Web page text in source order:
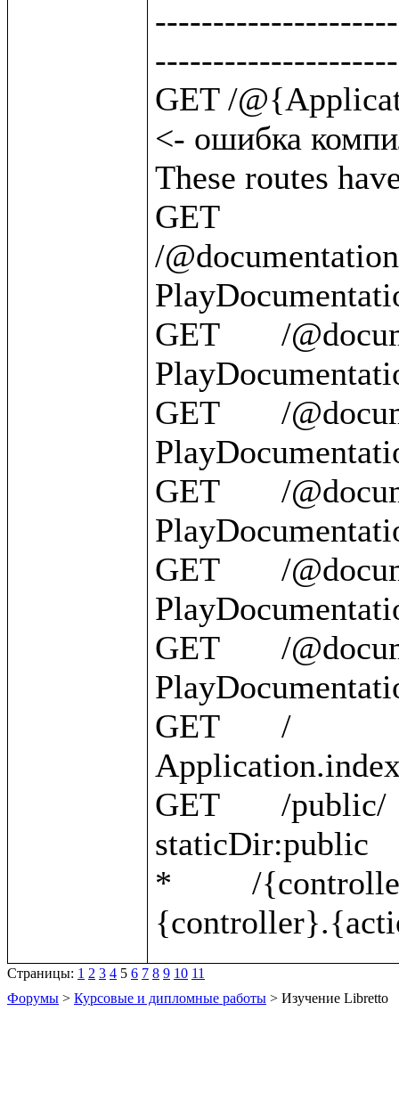
GET /
<- ошибка
These routes
GET
/
GET       /
GET       /
GET       /
GET       /
GET       /
GET       /
GET       /public/
staticDir:public
*         /
Страницы: 1 2 3 4 5 6 7 8 9 10 11
Форумы > Курсовые и дипломные работы > Изучение Libretto